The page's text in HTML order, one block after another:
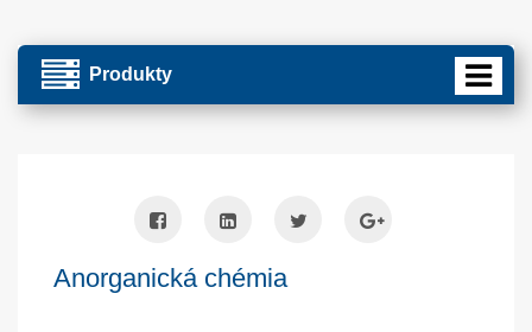
Produkty
Anorganická chémia